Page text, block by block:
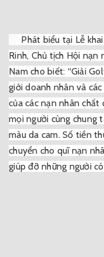
Phát biểu tại Lễ
Rinh, Chủ tịch Hội nạn
Nam cho biết: “Giải
giới doanh nhân và
của các nạn nhân chất
mọi người cùng chung
màu da cam. Số tiền
chuyển cho quĩ nạn
giúp đỡ những người